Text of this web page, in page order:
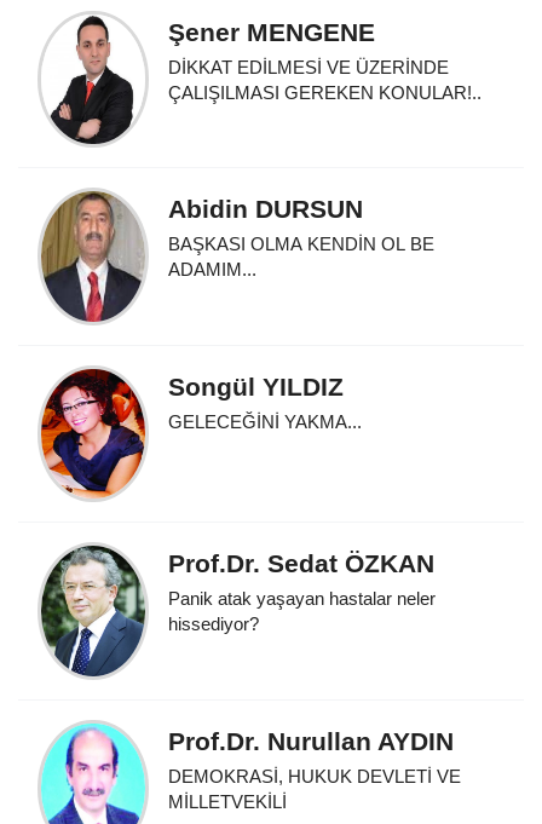
Şener MENGENE
DİKKAT EDİLMESİ VE ÜZERİNDE
ÇALIŞILMASI GEREKEN KONULAR!..
Abidin DURSUN
BAŞKASI OLMA KENDİN OL BE
ADAMIM...
Songül YILDIZ
GELECEĞİNİ YAKMA...
Prof.Dr. Sedat ÖZKAN
Panik atak yaşayan hastalar neler
hissediyor?
Prof.Dr. Nurullan AYDIN
DEMOKRASİ, HUKUK DEVLETİ VE
MİLLETVEKİLİ